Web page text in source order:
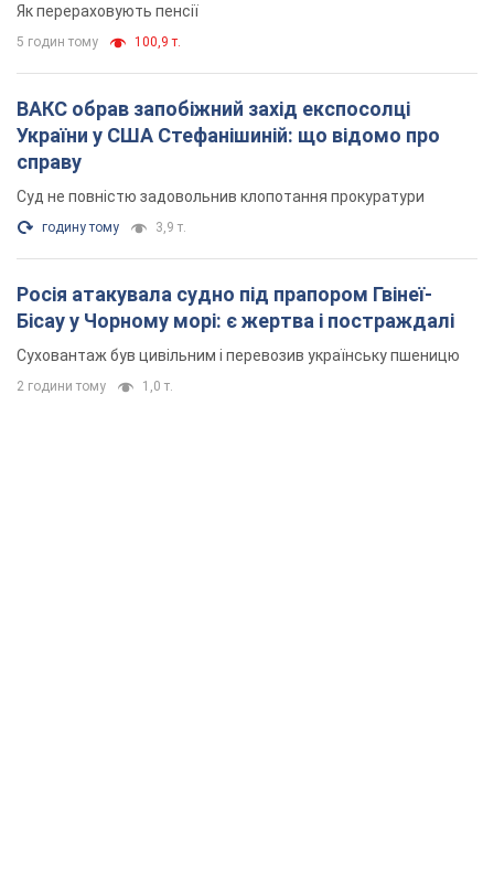
годину тому 3,9 т.
Росія атакувала судно під прапором Гвінеї-
Бісау у Чорному морі: є жертва і постраждалі
Суховантаж був цивільним і перевозив українську пшеницю
2 години тому